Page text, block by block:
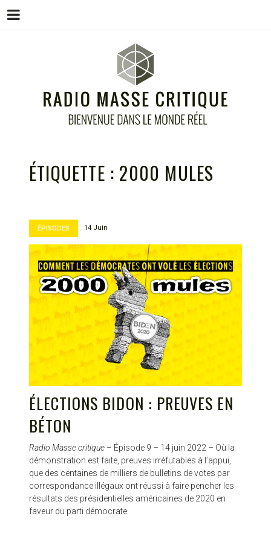
ÉTIQUETTE : 2000 MULES
ÉPISODES 14 Juin
ÉLECTIONS BIDON : PREUVES EN
BÉTON
Radio Masse critique – Épisode 9 – 14 juin 2022 – Où la
démonstration est faite, preuves irréfutables à l’appui,
que des centaines de milliers de bulletins de votes par
correspondance illégaux ont réussi à faire pencher les
résultats des présidentielles américaines de 2020 en
faveur du parti démocrate.
Menu